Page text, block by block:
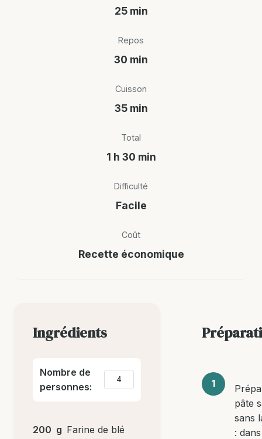
25 min
Repos
30 min
Cuisson
35 min
Total
1 h 30 min
Difficulté
Facile
Coût
Recette économique
Ingrédients
Nombre de
personnes:
200 g Farine de blé
pâte
sans
: